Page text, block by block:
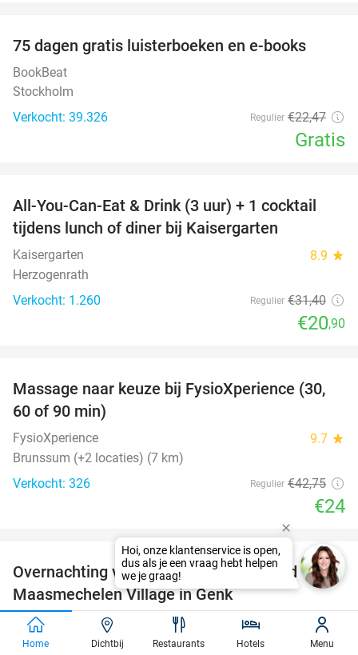
75 dagen gratis luisterboeken en e-books
BookBeat
Stockholm
Verkocht: 39.326
Regulier €22,47
Gratis
33%
All-You-Can-Eat & Drink (3 uur) + 1 cocktail
tijdens lunch of diner bij Kaisergarten
Kaisergarten 8.9 star
Herzogenrath
Verkocht: 1.260
Regulier €31,40
€20,90
44%
Massage naar keuze bij FysioXperience (30,
60 of 90 min)
FysioXperience 9.7 star
Brunssum (+2 locaties) (7 km)
Verkocht: 326
Regulier €42,75
€24
45%
Overnachting voor 2 + ontbijt + VIP-card
Maasmechelen Village in Genk
M Hotel Genk 8.9
Genk
Home Dichtbij Restaurants Hotels Menu
Hoi, onze klantenservice is open,
dus als je een vraag hebt helpen
we je graag!